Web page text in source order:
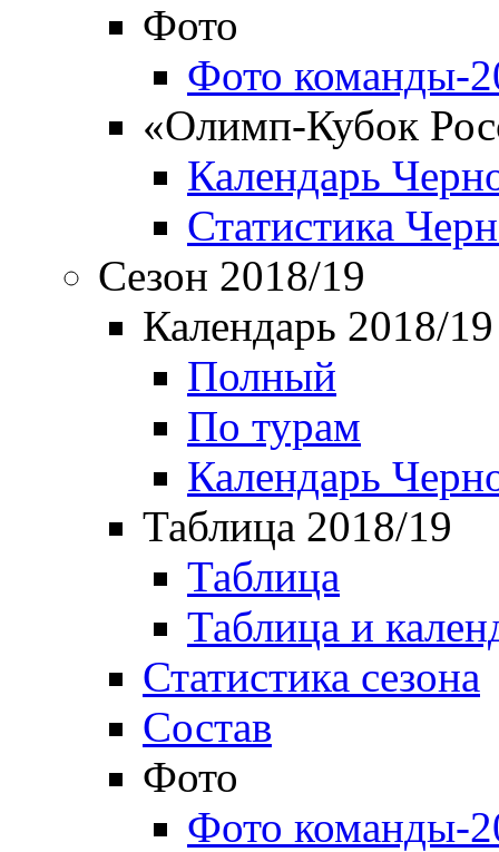
Фото
Фото команды-
«Олимп-Кубок
Календарь
Статистика
Сезон 2018/19
Календарь 2018/19
Полный
По турам
Календарь
Таблица 2018/19
Таблица
Таблица и
Статистика сезона
Состав
Фото
Фото команды-